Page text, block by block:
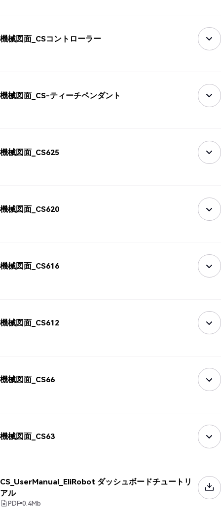
機械図面_CSコントローラー
機械図面_CS-ティーチペンダント
機械図面_CS625
機械図面_CS620
機械図面_CS616
機械図面_CS612
機械図面_CS66
機械図面_CS63
CS_UserManual_EliRobot ダッシュボードチュートリ
アル
PDF 0.4Mb